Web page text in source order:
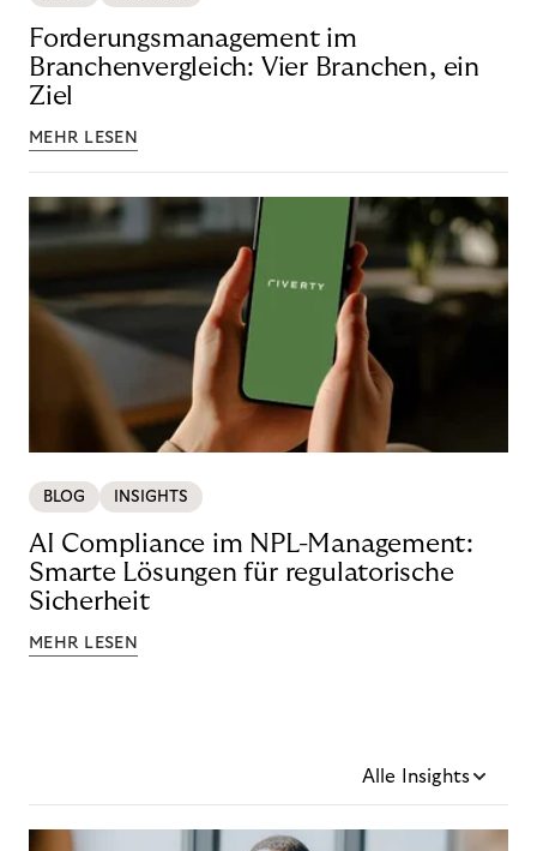
Forderungsmanagement im
Branchenvergleich: Vier Branchen, ein
Ziel
MEHR LESEN
BLOG INSIGHTS
AI Compliance im NPL-Management:
Smarte Lösungen für regulatorische
Sicherheit
MEHR LESEN
Alle Insights